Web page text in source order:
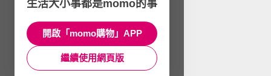
生活大小事都是momo的事
開啟「momo購物」APP
繼續使用網頁版